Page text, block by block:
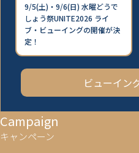
9/5(土)・9/6(日) 水曜どうで
しょう祭UNITE2026 ライ
ブ・ビューイングの開催が決
定！
ビューイン
Campaign
キャンペーン